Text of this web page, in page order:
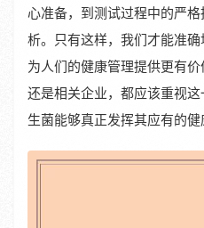
心准备，到测试过程中的严
析。只有这样，我们才能准确
为人们的健康管理提供更有
还是相关企业，都应该重视
生菌能够真正发挥其应有的健